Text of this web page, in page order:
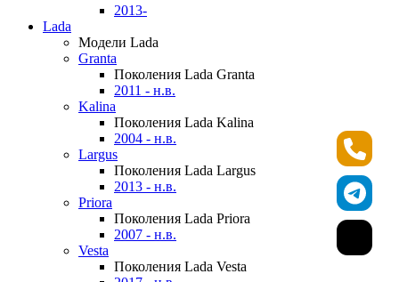
2013-
Lada
Модели Lada
Granta
Поколения Lada Granta
2011 - н.в.
Kalina
Поколения Lada Kalina
2004 - н.в.
Largus
Поколения Lada Largus
2013 - н.в.
Priora
Поколения Lada Priora
2007 - н.в.
Vesta
Поколения Lada Vesta